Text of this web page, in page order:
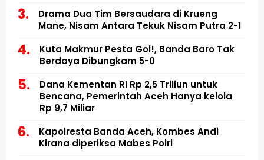
Drama Dua Tim Bersaudara di Krueng
Mane, Nisam Antara Tekuk Nisam Putra 2-1
Kuta Makmur Pesta Gol!, Banda Baro Tak
Berdaya Dibungkam 5-0
Dana Kementan RI Rp 2,5 Triliun untuk
Bencana, Pemerintah Aceh Hanya kelola
Rp 9,7 Miliar
Kapolresta Banda Aceh, Kombes Andi
Kirana diperiksa Mabes Polri